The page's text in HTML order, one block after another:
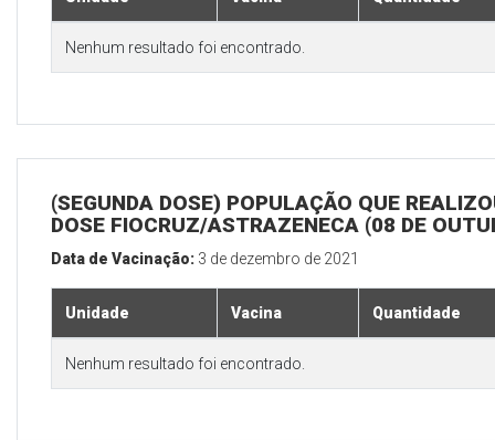
Nenhum resultado foi encontrado.
(SEGUNDA DOSE) POPULAÇÃO QUE
DOSE FIOCRUZ/ASTRAZENECA (08 DE
Data de Vacinação: 3 de dezembro de 2021
Unidade Vacina Quantidade
Nenhum resultado foi encontrado.